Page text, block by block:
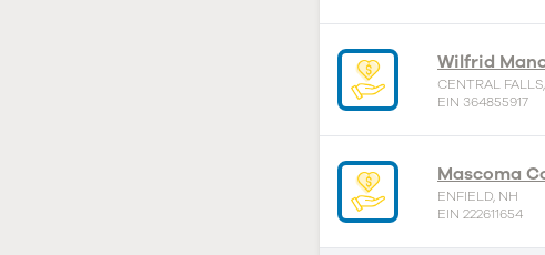
Wilfrid
CENTRAL
EIN 364855917
Mascoma
ENFIELD, NH
EIN 222611654